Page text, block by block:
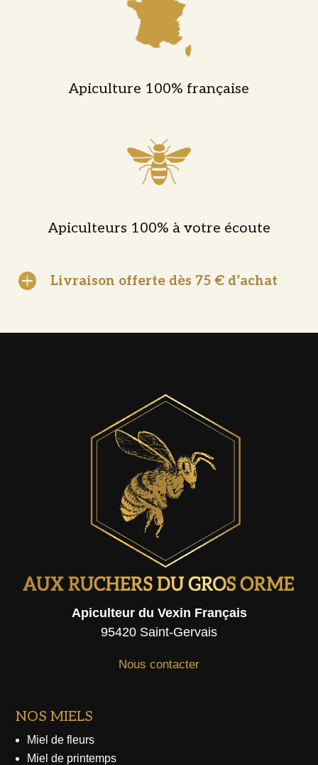
Apiculture 100% française
Apiculteurs 100% à votre écoute
 Livraison offerte dès 75 € d’achat
Apiculteur du Vexin Français
95420 Saint-Gervais
Nous contacter
NOS MIELS
Miel de fleurs
Miel de printemps